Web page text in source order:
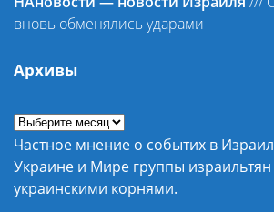
вновь обменялись ударами
Архивы
Частное мнение о событих в
Украине и Мире группы израильтян
украинскими корнями.